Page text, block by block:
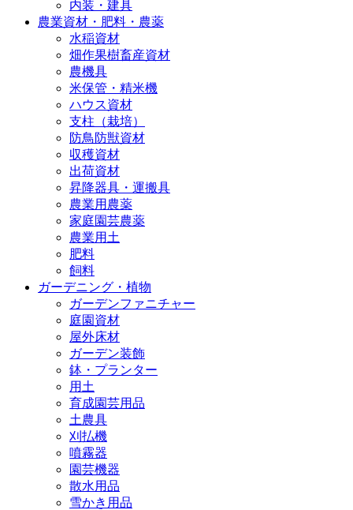
内装・建具
農業資材・肥料・農薬
水稲資材
畑作果樹畜産資材
農機具
米保管・精米機
ハウス資材
支柱（栽培）
防鳥防獣資材
収穫資材
出荷資材
昇降器具・運搬具
農業用農薬
家庭園芸農薬
農業用土
肥料
飼料
ガーデニング・植物
ガーデンファニチャー
庭園資材
屋外床材
ガーデン装飾
鉢・プランター
用土
育成園芸用品
土農具
刈払機
噴霧器
園芸機器
散水用品
雪かき用品